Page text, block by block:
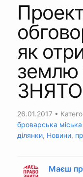
як
землю
ЗНЯТО
26.01.2017 •
броварська
ділянки, Новини,
Маєш